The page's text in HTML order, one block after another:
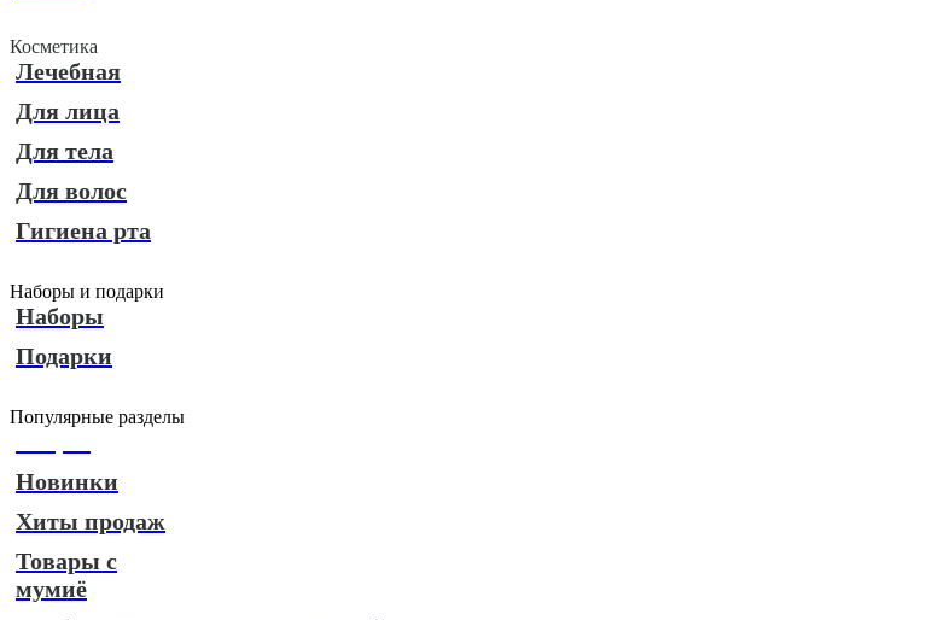
Косметика
Лечебная
Для лица
Для тела
Для волос
Гигиена рта
Наборы и подарки
Наборы
Подарки
Популярные разделы
Новинки
Хиты продаж
Товары c
мумиё